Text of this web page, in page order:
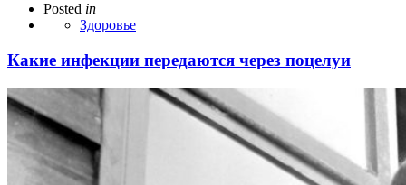
Posted in
Здоровье
Какие инфекции передаются через поцелуи